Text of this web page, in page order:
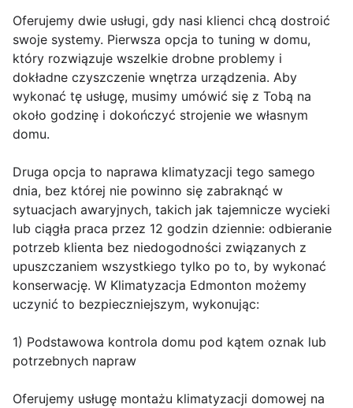
Oferujemy dwie usługi, gdy nasi klienci chcą dostroić
swoje systemy. Pierwsza opcja to tuning w domu,
który rozwiązuje wszelkie drobne problemy i
dokładne czyszczenie wnętrza urządzenia. Aby
wykonać tę usługę, musimy umówić się z Tobą na
około godzinę i dokończyć strojenie we własnym
domu.
Druga opcja to naprawa klimatyzacji tego samego
dnia, bez której nie powinno się zabraknąć w
sytuacjach awaryjnych, takich jak tajemnicze wycieki
lub ciągła praca przez 12 godzin dziennie: odbieranie
potrzeb klienta bez niedogodności związanych z
upuszczaniem wszystkiego tylko po to, by wykonać
konserwację. W Klimatyzacja Edmonton możemy
uczynić to bezpieczniejszym, wykonując:
1) Podstawowa kontrola domu pod kątem oznak lub
potrzebnych napraw
Oferujemy usługę montażu klimatyzacji domowej na